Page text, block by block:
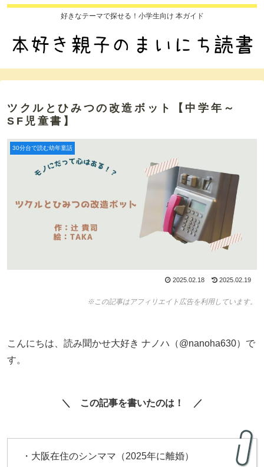
好きなテーマで探せる！小学生向け 本ガイド
ツクルとひみつの改造ボット【中学年～
SF児童書】
30分台で読む幼年童話
2025.02.18 2025.02.19
※この記事はアフィリエイト広告を利用しています。
こんにちは、読み聞かせ大好き ナノハ（@nanoha630）で
す。
＼ この記事を書いたのは！ ／
・大阪在住のシンママ（2025年に離婚）